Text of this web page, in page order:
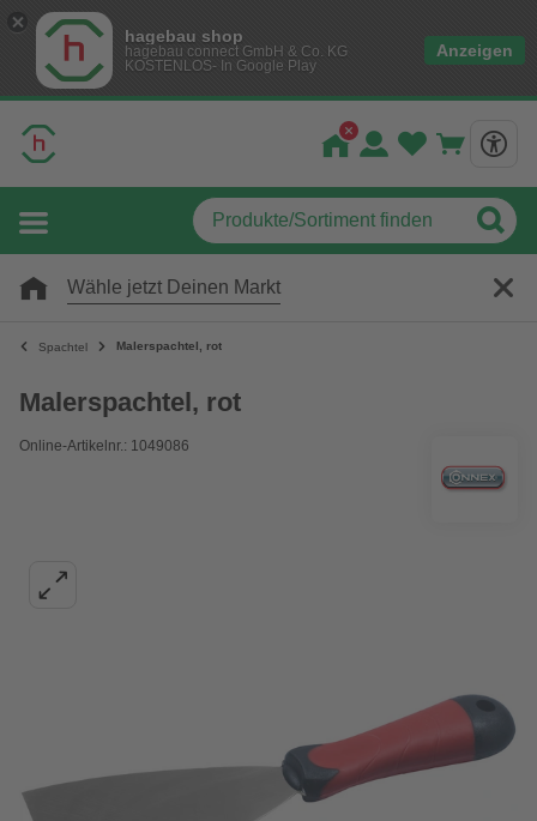
hagebau shop
hagebau connect GmbH & Co. KG
KOSTENLOS- In Google Play
Anzeigen
Wähle jetzt Deinen Markt
Spachtel Malerspachtel, rot
Malerspachtel, rot
Online-Artikelnr.: 1049086